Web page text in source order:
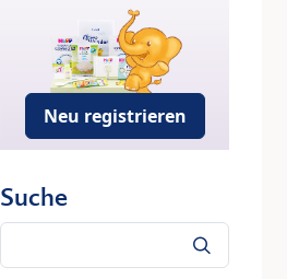
Neu registrieren
Suche